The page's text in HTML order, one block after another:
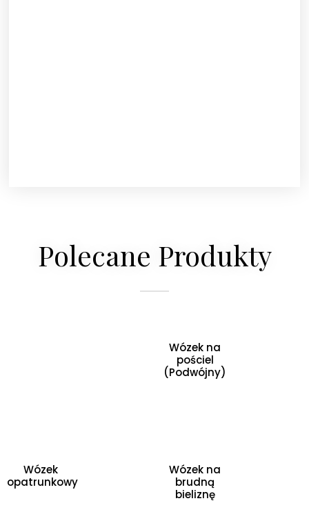
Polecane Produkty
Wózek na
pościel
(Podwójny)
Wózek
opatrunkowy
Wózek na
brudną
bieliznę